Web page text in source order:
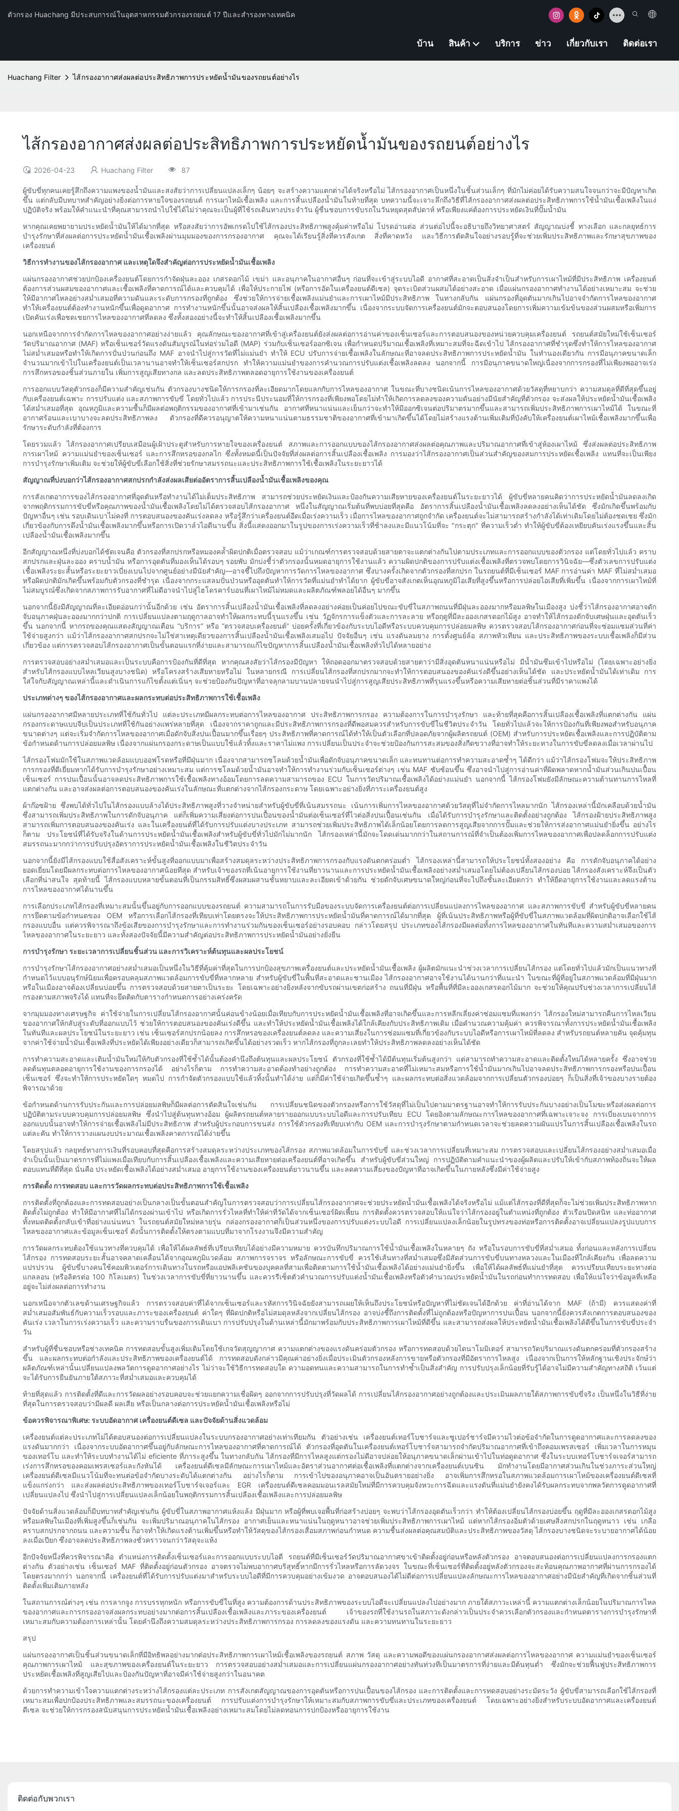
ตัวกรอง Huachang มีประสบการณ์ในอุตสาหกรรมตัวกรองรถยนต์ 17 ปีและสำรองทางเทคนิค
บ้าน สินค้า บริการ ข่าว เกี่ยวกับเรา ติดต่อเรา
Huachang Filter ไส้กรองอากาศส่งผลต่อประสิทธิภาพการประหยัดน้ำมันของรถยนต์อย่างไร
ไส้กรองอากาศส่งผลต่อประสิทธิภาพการประหยัดน้ำมันของรถยนต์อย่างไร
2026-04-23 Huachang Filter 87
ผู้ขับขี่ทุกคนเคยรู้สึกถึงความแพงของน้ำมันและสงสัยว่าการเปลี่ยนแปลงเล็กๆ น้อยๆ จะสร้างความแตกต่างได้จริงหรือไม่ ไส้กรองอากาศเป็นหนึ่งในชิ้นส่วนเล็กๆ ที่มักไม่ค่อยได้รับความสนใจจนกว่าจะมีปัญหาเกิด
ขึ้น แต่กลับมีบทบาทสำคัญอย่างยิ่งต่อการหายใจของรถยนต์ การเผาไหม้เชื้อเพลิง และการสิ้นเปลืองน้ำมันในท้ายที่สุด บทความนี้จะเจาะลึกถึงวิธีที่ไส้กรองอากาศส่งผลต่อประสิทธิภาพการใช้น้ำมันเชื้อเพลิงในแง่
ปฏิบัติจริง พร้อมให้คำแนะนำที่คุณสามารถนำไปใช้ได้ไม่ว่าคุณจะเป็นผู้ที่ใช้รถเดินทางประจำวัน ผู้ชื่นชอบการขับรถในวันหยุดสุดสัปดาห์ หรือเพียงแค่ต้องการประหยัดเงินที่ปั๊มน้ำมัน
หากคุณเคยพยายามประหยัดน้ำมันให้ได้มากที่สุด หรือสงสัยว่าการอัพเกรดไปใช้ไส้กรองประสิทธิภาพสูงคุ้มค่าหรือไม่ โปรดอ่านต่อ ส่วนต่อไปนี้จะอธิบายถึงวิทยาศาสตร์ สัญญาณบ่งชี้ ทางเลือก และกลยุทธ์การ
บำรุงรักษาที่ส่งผลต่อการประหยัดน้ำมันเชื้อเพลิงผ่านมุมมองของการกรองอากาศ คุณจะได้เรียนรู้สิ่งที่ควรสังเกต สิ่งที่คาดหวัง และวิธีการตัดสินใจอย่างรอบรู้ที่จะช่วยเพิ่มประสิทธิภาพและรักษาสุขภาพของ
เครื่องยนต์
วิธีการทำงานของไส้กรองอากาศ และเหตุใดจึงสำคัญต่อการประหยัดน้ำมันเชื้อเพลิง
แผ่นกรองอากาศช่วยปกป้องเครื่องยนต์โดยการกำจัดฝุ่นละออง เกสรดอกไม้ เขม่า และอนุภาคในอากาศอื่นๆ ก่อนที่จะเข้าสู่ระบบไอดี อากาศที่สะอาดเป็นสิ่งจำเป็นสำหรับการเผาไหม้ที่มีประสิทธิภาพ เครื่องยนต์
ต้องการส่วนผสมของอากาศและเชื้อเพลิงที่คาดการณ์ได้และควบคุมได้ เพื่อให้ประกายไฟ (หรือการอัดในเครื่องยนต์ดีเซล) จุดระเบิดส่วนผสมได้อย่างสะอาด เมื่อแผ่นกรองอากาศทำงานได้อย่างเหมาะสม จะช่วย
ให้มีอากาศไหลอย่างสม่ำเสมอที่ความดันและระดับการกรองที่ถูกต้อง ซึ่งช่วยให้การจ่ายเชื้อเพลิงแม่นยำและการเผาไหม้มีประสิทธิภาพ ในทางกลับกัน แผ่นกรองที่อุดตันมากเกินไปอาจจำกัดการไหลของอากาศ
ทำให้เครื่องยนต์ต้องทำงานหนักขึ้นเพื่อดูดอากาศ การทำงานหนักขึ้นนั้นอาจส่งผลให้สิ้นเปลืองเชื้อเพลิงมากขึ้น เนื่องจากระบบจัดการเครื่องยนต์มักจะตอบสนองโดยการเพิ่มความเข้มข้นของส่วนผสมหรือเพิ่มการ
เปิดคันเร่งเพื่อชดเชยการไหลของอากาศที่ลดลง ซึ่งทั้งสองอย่างนี้จะทำให้สิ้นเปลืองเชื้อเพลิงมากขึ้น
นอกเหนือจากการจำกัดการไหลของอากาศอย่างง่ายแล้ว คุณลักษณะของอากาศที่เข้าสู่เครื่องยนต์ยังส่งผลต่อการอ่านค่าของเซ็นเซอร์และการตอบสนองของหน่วยควบคุมเครื่องยนต์ รถยนต์สมัยใหม่ใช้เซ็นเซอร์
วัดปริมาณอากาศ (MAF) หรือเซ็นเซอร์วัดแรงดันสัมบูรณ์ในท่อร่วมไอดี (MAP) ร่วมกับเซ็นเซอร์ออกซิเจน เพื่อกำหนดปริมาณเชื้อเพลิงที่เหมาะสมที่จะฉีดเข้าไป ไส้กรองอากาศที่ชำรุดซึ่งทำให้การไหลของอากาศ
ไม่สม่ำเสมอหรือทำให้เกิดการปั่นป่วนก่อนถึง MAF อาจนำไปสู่การวัดที่ไม่แม่นยำ ทำให้ ECU ปรับการจ่ายเชื้อเพลิงในลักษณะที่อาจลดประสิทธิภาพการประหยัดน้ำมัน ในทำนองเดียวกัน การมีอนุภาคขนาดเล็ก
จำนวนมากเข้าไปในเครื่องยนต์เป็นเวลานานอาจทำให้เซ็นเซอร์สกปรก ทำให้ความแม่นยำของการคำนวณการปรับแต่งเชื้อเพลิงลดลง นอกจากนี้ การมีอนุภาคขนาดใหญ่เนื่องจากการกรองที่ไม่เพียงพออาจเร่ง
การสึกหรอของชิ้นส่วนภายใน เพิ่มการสูญเสียทางกล และลดประสิทธิภาพตลอดอายุการใช้งานของเครื่องยนต์
การออกแบบวัสดุตัวกรองก็มีความสำคัญเช่นกัน ตัวกรองบางชนิดให้การกรองที่ละเอียดมากโดยแลกกับการไหลของอากาศ ในขณะที่บางชนิดเน้นการไหลของอากาศด้วยวัสดุที่หยาบกว่า ความสมดุลที่ดีที่สุดขึ้นอยู่
กับเครื่องยนต์เฉพาะ การปรับแต่ง และสภาพการขับขี่ โดยทั่วไปแล้ว การประนีประนอมที่ให้การกรองที่เพียงพอโดยไม่ทำให้เกิดการลดลงของความดันอย่างมีนัยสำคัญที่ตัวกรอง จะส่งผลให้ประหยัดน้ำมันเชื้อเพลิง
ได้สม่ำเสมอที่สุด อุณหภูมิและความชื้นก็มีผลต่อพฤติกรรมของอากาศที่เข้ามาเช่นกัน อากาศที่หนาแน่นและเย็นกว่าจะทำให้มีออกซิเจนต่อปริมาตรมากขึ้นและสามารถเพิ่มประสิทธิภาพการเผาไหม้ได้ ในขณะที่
อากาศร้อนและเบาบางจะลดประสิทธิภาพลง ตัวกรองที่ดีควรอนุญาตให้ความหนาแน่นตามธรรมชาติของอากาศที่เข้ามาเกิดขึ้นได้โดยไม่สร้างแรงต้านเพิ่มเติมที่บังคับให้เครื่องยนต์เผาไหม้เชื้อเพลิงมากขึ้นเพื่อ
รักษาระดับกำลังที่ต้องการ
โดยรวมแล้ว ไส้กรองอากาศเปรียบเสมือนผู้เฝ้าประตูสำหรับการหายใจของเครื่องยนต์ สภาพและการออกแบบของไส้กรองอากาศส่งผลต่อคุณภาพและปริมาณอากาศที่เข้าสู่ห้องเผาไหม้ ซึ่งส่งผลต่อประสิทธิภาพ
การเผาไหม้ ความแม่นยำของเซ็นเซอร์ และการสึกหรอของกลไก ซึ่งทั้งหมดนี้เป็นปัจจัยที่ส่งผลต่อการสิ้นเปลืองเชื้อเพลิง การมองว่าไส้กรองอากาศเป็นส่วนสำคัญของสมการประหยัดเชื้อเพลิง แทนที่จะเป็นเพียง
การบำรุงรักษาเพิ่มเติม จะช่วยให้ผู้ขับขี่เลือกใช้สิ่งที่ช่วยรักษาสมรรถนะและประสิทธิภาพการใช้เชื้อเพลิงในระยะยาวได้
สัญญาณที่บ่งบอกว่าไส้กรองอากาศสกปรกกำลังส่งผลเสียต่ออัตราการสิ้นเปลืองน้ำมันเชื้อเพลิงของคุณ
การสังเกตอาการของไส้กรองอากาศที่อุดตันหรือทำงานได้ไม่เต็มประสิทธิภาพ สามารถช่วยประหยัดเงินและป้องกันความเสียหายของเครื่องยนต์ในระยะยาวได้ ผู้ขับขี่หลายคนคิดว่าการประหยัดน้ำมันลดลงเกิด
จากพฤติกรรมการขับขี่หรือคุณภาพของน้ำมันเชื้อเพลิงโดยไม่ได้ตรวจสอบไส้กรองอากาศ หนึ่งในสัญญาณเริ่มต้นที่พบบ่อยที่สุดคือ อัตราการสิ้นเปลืองน้ำมันเชื้อเพลิงลดลงอย่างเห็นได้ชัด ซึ่งมักเกิดขึ้นพร้อมกับ
ปัญหาอื่นๆ เช่น รอบเดินเบาไม่คงที่ การตอบสนองของคันเร่งลดลง หรือรู้สึกว่าเครื่องยนต์อืดเมื่อเร่งความเร็ว เมื่อการไหลของอากาศถูกจำกัด เครื่องยนต์จะไม่สามารถสร้างกำลังได้เท่าเดิมโดยไม่ต้องชดเชย ซึ่งมัก
เกี่ยวข้องกับการดึงน้ำมันเชื้อเพลิงมากขึ้นหรือการเปิดวาล์วไอดีนานขึ้น สิ่งนี้แสดงออกมาในรูปของการเร่งความเร็วที่ช้าลงและมีแนวโน้มที่จะ "กระตุก" ที่ความเร็วต่ำ ทำให้ผู้ขับขี่ต้องเหยียบคันเร่งแรงขึ้นและสิ้น
เปลืองน้ำมันเชื้อเพลิงมากขึ้น
อีกสัญญาณหนึ่งที่บ่งบอกได้ชัดเจนคือ ตัวกรองที่สกปรกหรือหมองคล้ำผิดปกติเมื่อตรวจสอบ แม้ว่าเกณฑ์การตรวจสอบด้วยสายตาจะแตกต่างกันไปตามประเภทและการออกแบบของตัวกรอง แต่โดยทั่วไปแล้ว คราบ
สกปรกและฝุ่นละออง คราบน้ำมัน หรือการอุดตันที่มองเห็นได้รอบๆ รอยพับ มักบ่งชี้ว่าตัวกรองนั้นหมดอายุการใช้งานแล้ว ความผิดปกติของการปรับแต่งเชื้อเพลิงที่ตรวจพบโดยการวินิจฉัย—ซึ่งตัวเลขการปรับแต่ง
เชื้อเพลิงระยะสั้นหรือระยะยาวเบี่ยงเบนไปจากศูนย์อย่างมีนัยสำคัญ—อาจชี้ไปถึงปัญหาการวัดการไหลของอากาศ ซึ่งบางครั้งเกิดจากตัวกรองที่สกปรก ในรถยนต์ที่มีเซ็นเซอร์ MAF การอ่านค่า MAF ที่ไม่สม่ำเสมอ
หรือผิดปกติมักเกิดขึ้นพร้อมกับตัวกรองที่ชำรุด เนื่องจากกระแสลมปั่นป่วนหรืออุดตันทำให้การวัดที่แม่นยำทำได้ยาก ผู้ขับขี่อาจสังเกตเห็นอุณหภูมิไอเสียที่สูงขึ้นหรือการปล่อยไอเสียที่เพิ่มขึ้น เนื่องจากการเผาไหม้ที่
ไม่สมบูรณ์ซึ่งเกิดจากสภาพการรับอากาศที่ไม่ดีอาจนำไปสู่ไฮโดรคาร์บอนที่เผาไหม้ไม่หมดและผลิตภัณฑ์พลอยได้อื่นๆ มากขึ้น
นอกจากนี้ยังมีสัญญาณที่ละเอียดอ่อนกว่านั้นอีกด้วย เช่น อัตราการสิ้นเปลืองน้ำมันเชื้อเพลิงที่ลดลงอย่างค่อยเป็นค่อยไปขณะขับขี่ในสภาพถนนที่มีฝุ่นละอองมากหรือมลพิษในเมืองสูง บ่งชี้ว่าไส้กรองอากาศอาจดัก
จับอนุภาคฝุ่นละอองมากกว่าปกติ การเปลี่ยนแปลงตามฤดูกาลอาจทำให้ผลกระทบนี้รุนแรงขึ้น เช่น วัฏจักรการแข็งตัวและการละลาย หรือฤดูที่มีละอองเกสรดอกไม้สูง อาจทำให้ไส้กรองดักจับเศษฝุ่นและอุดตันเร็ว
ขึ้น นอกจากนี้ หากรถของคุณแสดงสัญญาณเตือน “บริการ” หรือ “ตรวจสอบเครื่องยนต์” บ่อยครั้งที่เกี่ยวข้องกับระบบไอดีหรือระบบควบคุมการปล่อยมลพิษ ควรตรวจสอบไส้กรองอากาศก่อนที่จะซ่อมแซมส่วนที่ค่า
ใช้จ่ายสูงกว่า แม้ว่าไส้กรองอากาศสกปรกจะไม่ใช่สาเหตุเดียวของการสิ้นเปลืองน้ำมันเชื้อเพลิงเสมอไป ปัจจัยอื่นๆ เช่น แรงดันลมยาง การตั้งศูนย์ล้อ สภาพหัวเทียน และประสิทธิภาพของระบบเชื้อเพลิงก็มีส่วน
เกี่ยวข้อง แต่การตรวจสอบไส้กรองอากาศเป็นขั้นตอนแรกที่ง่ายและสามารถแก้ไขปัญหาการสิ้นเปลืองน้ำมันเชื้อเพลิงทั่วไปได้หลายอย่าง
การตรวจสอบอย่างสม่ำเสมอและเป็นระบบคือการป้องกันที่ดีที่สุด หากคุณสงสัยว่าไส้กรองมีปัญหา ให้ถอดออกมาตรวจสอบด้วยสายตาว่ามีสิ่งอุดตันหนาแน่นหรือไม่ มีน้ำมันซึมเข้าไปหรือไม่ (โดยเฉพาะอย่างยิ่ง
สำหรับไส้กรองแบบไหลเวียนสูงบางชนิด) หรือโครงสร้างเสียหายหรือไม่ ในหลายกรณี การเปลี่ยนไส้กรองที่สกปรกมากจะทำให้การตอบสนองของคันเร่งดีขึ้นอย่างเห็นได้ชัด และประหยัดน้ำมันได้เท่าเดิม การ
ใส่ใจกับสัญญาณเหล่านี้และดำเนินการแก้ไขตั้งแต่เนิ่นๆ จะช่วยป้องกันปัญหาที่อาจลุกลามบานปลายจนนำไปสู่การสูญเสียประสิทธิภาพที่รุนแรงขึ้นหรือความเสียหายต่อชิ้นส่วนที่มีราคาแพงได้
ประเภทต่างๆ ของไส้กรองอากาศและผลกระทบต่อประสิทธิภาพการใช้เชื้อเพลิง
แผ่นกรองอากาศมีหลายประเภทที่ใช้กันทั่วไป แต่ละประเภทมีผลกระทบต่อการไหลของอากาศ ประสิทธิภาพการกรอง ความต้องการในการบำรุงรักษา และท้ายที่สุดคือการสิ้นเปลืองเชื้อเพลิงที่แตกต่างกัน แผ่น
กรองกระดาษแบบจีบเป็นประเภทที่ใช้กันอย่างแพร่หลายที่สุด เนื่องจากราคาถูกและมีประสิทธิภาพการกรองที่ดีพอสมควรสำหรับการขับขี่ในชีวิตประจำวัน โดยทั่วไปแล้วจะให้การป้องกันที่เพียงพอสำหรับอนุภาค
ขนาดต่างๆ แต่จะเริ่มจำกัดการไหลของอากาศเมื่อดักจับสิ่งปนเปื้อนมากขึ้นเรื่อยๆ ประสิทธิภาพที่คาดการณ์ได้ทำให้เป็นตัวเลือกที่ปลอดภัยจากผู้ผลิตรถยนต์ (OEM) สำหรับการประหยัดเชื้อเพลิงและการปฏิบัติตาม
ข้อกำหนดด้านการปล่อยมลพิษ เนื่องจากแผ่นกรองกระดาษเป็นแบบใช้แล้วทิ้งและราคาไม่แพง การเปลี่ยนเป็นประจำจะช่วยป้องกันการสะสมของสิ่งกีดขวางที่อาจทำให้ระยะทางในการขับขี่ลดลงเมื่อเวลาผ่านไป
ไส้กรองโฟมมักใช้ในสภาพแวดล้อมแบบออฟโรดหรือที่มีฝุ่นมาก เนื่องจากสามารถชโลมด้วยน้ำมันเพื่อดักจับอนุภาคขนาดเล็ก และทนทานต่อการทำความสะอาดซ้ำๆ ได้ดีกว่า แม้ว่าไส้กรองโฟมจะให้ประสิทธิภาพ
การกรองที่ดีเยี่ยมหากได้รับการบำรุงรักษาอย่างเหมาะสม แต่การชโลมด้วยน้ำมันอาจทำให้การทำงานร่วมกับเซ็นเซอร์ต่างๆ เช่น MAF ซับซ้อนขึ้น ซึ่งอาจนำไปสู่การอ่านค่าที่ผิดพลาดหากน้ำมันส่วนเกินปนเปื้อน
เซ็นเซอร์ การปนเปื้อนนั้นอาจลดประสิทธิภาพการใช้เชื้อเพลิงทางอ้อมโดยการลดความสามารถของ ECU ในการวัดปริมาณเชื้อเพลิงได้อย่างแม่นยำ นอกจากนี้ ไส้กรองโฟมยังมีลักษณะความต้านทานการไหลที่
แตกต่างกัน และอาจส่งผลต่อการตอบสนองของคันเร่งในลักษณะที่แตกต่างจากไส้กรองกระดาษ โดยเฉพาะอย่างยิ่งที่ภาระเครื่องยนต์สูง
ผ้าก๊อซฝ้าย ซึ่งพบได้ทั่วไปในไส้กรองแบบล้างได้ประสิทธิภาพสูงที่วางจำหน่ายสำหรับผู้ขับขี่ที่เน้นสมรรถนะ เน้นการเพิ่มการไหลของอากาศด้วยวัสดุที่ไม่จำกัดการไหลมากนัก ไส้กรองเหล่านี้มักเคลือบด้วยน้ำมัน
ซึ่งสามารถเพิ่มประสิทธิภาพในการดักจับอนุภาค แต่ก็เพิ่มความเสี่ยงต่อการปนเปื้อนของน้ำมันต่อเซ็นเซอร์ที่ไวต่อสิ่งปนเปื้อนเช่นกัน เมื่อได้รับการบำรุงรักษาและติดตั้งอย่างถูกต้อง ไส้กรองฝ้ายประสิทธิภาพสูง
สามารถเพิ่มการตอบสนองของคันเร่ง และในเครื่องยนต์ที่ได้รับการปรับแต่งบางประเภท สามารถช่วยเพิ่มประสิทธิภาพได้เล็กน้อยโดยการลดการสูญเสียจากการปั๊มและช่วยให้การส่งอากาศแม่นยำยิ่งขึ้น อย่างไร
ก็ตาม ประโยชน์ที่ได้รับจริงในด้านการประหยัดน้ำมันเชื้อเพลิงสำหรับผู้ขับขี่ทั่วไปมักไม่มากนัก ไส้กรองเหล่านี้มักจะโดดเด่นมากกว่าในสถานการณ์ที่จำเป็นต้องเพิ่มการไหลของอากาศเพื่อปลดล็อกการปรับแต่ง
สมรรถนะมากกว่าการปรับปรุงอัตราการประหยัดน้ำมันเชื้อเพลิงในชีวิตประจำวัน
นอกจากนี้ยังมีไส้กรองแบบใช้สื่อสังเคราะห์ขั้นสูงที่ออกแบบมาเพื่อสร้างสมดุลระหว่างประสิทธิภาพการกรองกับแรงดันตกคร่อมต่ำ ไส้กรองเหล่านี้สามารถให้ประโยชน์ทั้งสองอย่าง คือ การดักจับอนุภาคได้อย่าง
ยอดเยี่ยมโดยมีผลกระทบต่อการไหลของอากาศน้อยที่สุด สำหรับเจ้าของรถที่เน้นอายุการใช้งานที่ยาวนานและการประหยัดน้ำมันเชื้อเพลิงอย่างสม่ำเสมอโดยไม่ต้องเปลี่ยนไส้กรองบ่อย ไส้กรองสังเคราะห์จึงเป็นตัว
เลือกที่น่าสนใจ สุดท้ายนี้ ไส้กรองแบบหลายขั้นตอนที่เป็นกรรมสิทธิ์ซึ่งผสมผสานชั้นหยาบและละเอียดเข้าด้วยกัน ช่วยดักจับเศษขนาดใหญ่ก่อนที่จะไปถึงชั้นละเอียดกว่า ทำให้ยืดอายุการใช้งานและลดแรงต้าน
การไหลของอากาศได้นานขึ้น
การเลือกประเภทไส้กรองที่เหมาะสมนั้นขึ้นอยู่กับการออกแบบของรถยนต์ ความสามารถในการรับมือของระบบจัดการเครื่องยนต์ต่อการเปลี่ยนแปลงการไหลของอากาศ และสภาพการขับขี่ สำหรับผู้ขับขี่หลายคน
การยึดตามข้อกำหนดของ OEM หรือการเลือกไส้กรองที่เทียบเท่าโดยตรงจะให้ประสิทธิภาพการประหยัดน้ำมันที่คาดการณ์ได้มากที่สุด ผู้ที่เน้นประสิทธิภาพหรือผู้ที่ขับขี่ในสภาพแวดล้อมที่ผิดปกติอาจเลือกใช้ไส้
กรองแบบอื่น แต่ควรพิจารณาถึงข้อเสียของการบำรุงรักษาและการทำงานร่วมกันของเซ็นเซอร์อย่างรอบคอบ กล่าวโดยสรุป ประเภทของไส้กรองมีผลต่อทั้งการไหลของอากาศในทันทีและความสม่ำเสมอของการ
ไหลของอากาศในระยะยาว และทั้งสองปัจจัยนี้มีความสำคัญต่อประสิทธิภาพการประหยัดน้ำมันอย่างยั่งยืน
การบำรุงรักษา ระยะเวลาการเปลี่ยนชิ้นส่วน และการวิเคราะห์ต้นทุนและผลประโยชน์
การบำรุงรักษาไส้กรองอากาศอย่างสม่ำเสมอเป็นหนึ่งในวิธีที่คุ้มค่าที่สุดในการปกป้องสุขภาพเครื่องยนต์และประหยัดน้ำมันเชื้อเพลิง ผู้ผลิตมักแนะนำช่วงเวลาการเปลี่ยนไส้กรอง แต่โดยทั่วไปแล้วมักเป็นแนวทางที่
กำหนดไว้แบบอนุรักษ์นิยมเพื่อครอบคลุมสภาพแวดล้อมการขับขี่ที่หลากหลาย สำหรับผู้ขับขี่ในพื้นที่สะอาดและชานเมือง ไส้กรองอากาศอาจใช้งานได้นานกว่าที่แนะนำ ในขณะที่ผู้ที่อยู่ในสภาพแวดล้อมที่มีฝุ่นมาก
หรือในเมืองอาจต้องเปลี่ยนบ่อยขึ้น การตรวจสอบด้วยสายตาเป็นระยะ โดยเฉพาะอย่างยิ่งหลังจากขับรถผ่านเขตก่อสร้าง ถนนที่มีฝุ่น หรือพื้นที่ที่มีละอองเกสรดอกไม้มาก จะช่วยให้คุณปรับช่วงเวลาการเปลี่ยนไส้
กรองตามสภาพจริงได้ แทนที่จะยึดติดกับตารางกำหนดการอย่างเคร่งครัด
จากมุมมองทางเศรษฐกิจ ค่าใช้จ่ายในการเปลี่ยนไส้กรองอากาศนั้นค่อนข้างน้อยเมื่อเทียบกับการประหยัดน้ำมันเชื้อเพลิงที่อาจเกิดขึ้นและการหลีกเลี่ยงค่าซ่อมแซมที่แพงกว่า ไส้กรองใหม่สามารถคืนการไหลเวียน
ของอากาศให้กลับสู่ระดับที่ออกแบบไว้ ช่วยให้การตอบสนองของคันเร่งดีขึ้น และทำให้ประหยัดน้ำมันเชื้อเพลิงได้ใกล้เคียงกับประสิทธิภาพเดิม เมื่อคำนวณความคุ้มค่า ควรพิจารณาทั้งการประหยัดน้ำมันเชื้อเพลิง
ในทันทีและผลประโยชน์ในระยะยาว เช่น เซ็นเซอร์สกปรกน้อยลง การสึกหรอของเครื่องยนต์ลดลง และความเสี่ยงในการซ่อมแซมที่เกี่ยวข้องกับระบบไอดีหรือการเผาไหม้ที่ลดลง สำหรับรถยนต์หลายคัน จุดคุ้มทุน
จากค่าใช้จ่ายน้ำมันเชื้อเพลิงที่ประหยัดได้เพียงอย่างเดียวก็สามารถเกิดขึ้นได้อย่างรวดเร็ว หากไส้กรองที่ถูกละเลยทำให้ประสิทธิภาพลดลงอย่างเห็นได้ชัด
การทำความสะอาดและเติมน้ำมันใหม่ให้กับตัวกรองที่ใช้ซ้ำได้นั้นต้องคำนึงถึงต้นทุนและผลประโยชน์ ตัวกรองที่ใช้ซ้ำได้มีต้นทุนเริ่มต้นสูงกว่า แต่สามารถทำความสะอาดและติดตั้งใหม่ได้หลายครั้ง ซึ่งอาจช่วย
ลดต้นทุนตลอดอายุการใช้งานของการกรองได้ อย่างไรก็ตาม การทำความสะอาดต้องทำอย่างถูกต้อง การทำความสะอาดที่ไม่เหมาะสมหรือการใช้น้ำมันมากเกินไปอาจลดประสิทธิภาพการกรองหรือปนเปื้อน
เซ็นเซอร์ ซึ่งจะทำให้การประหยัดใดๆ หมดไป การกำจัดตัวกรองแบบใช้แล้วทิ้งนั้นทำได้ง่าย แต่ก็มีค่าใช้จ่ายเกิดขึ้นซ้ำๆ และผลกระทบต่อสิ่งแวดล้อมจากการเปลี่ยนตัวกรองบ่อยๆ ก็เป็นสิ่งที่เจ้าของบางรายต้อง
พิจารณาด้วย
ข้อกำหนดด้านการรับประกันและการปล่อยมลพิษก็มีผลต่อการตัดสินใจเช่นกัน การเปลี่ยนชนิดของตัวกรองหรือการใช้วัสดุที่ไม่เป็นไปตามมาตรฐานอาจทำให้การรับประกันบางอย่างเป็นโมฆะหรือส่งผลต่อการ
ปฏิบัติตามระบบควบคุมการปล่อยมลพิษ ซึ่งนำไปสู่ต้นทุนทางอ้อม ผู้ผลิตรถยนต์หลายรายออกแบบระบบไอดีและการปรับเทียบ ECU โดยอิงตามลักษณะการไหลของอากาศที่เฉพาะเจาะจง การเบี่ยงเบนจากการ
ออกแบบนั้นอาจทำให้การจ่ายเชื้อเพลิงไม่มีประสิทธิภาพ สำหรับผู้ประกอบการขนส่ง การใช้ตัวกรองที่เทียบเท่ากับ OEM และการบำรุงรักษาตามกำหนดเวลาจะช่วยลดความผันแปรในการสิ้นเปลืองเชื้อเพลิงในรถ
แต่ละคัน ทำให้การวางแผนงบประมาณเชื้อเพลิงคาดการณ์ได้ง่ายขึ้น
โดยสรุปแล้ว กลยุทธ์ทางการเงินที่รอบคอบที่สุดคือการสร้างสมดุลระหว่างประเภทของไส้กรอง สภาพแวดล้อมในการขับขี่ และช่วงเวลาการเปลี่ยนที่เหมาะสม การตรวจสอบและเปลี่ยนไส้กรองอย่างสม่ำเสมอเมื่อ
จำเป็นนั้นเป็นมาตรการที่ไม่แพงเมื่อเทียบกับการสิ้นเปลืองเชื้อเพลิงและความเสียหายต่อเครื่องยนต์ที่อาจเกิดขึ้น สำหรับผู้ขับขี่ส่วนใหญ่ การปฏิบัติตามคำแนะนำของผู้ผลิตและปรับให้เข้ากับสภาพท้องถิ่นจะให้ผล
ตอบแทนที่ดีที่สุด นั่นคือ ประหยัดเชื้อเพลิงได้อย่างสม่ำเสมอ อายุการใช้งานของเครื่องยนต์ยาวนานขึ้น และลดความเสี่ยงของปัญหาที่อาจเกิดขึ้นในภายหลังซึ่งมีค่าใช้จ่ายสูง
การติดตั้ง การทดสอบ และการวัดผลกระทบต่อประสิทธิภาพการใช้เชื้อเพลิง
การติดตั้งที่ถูกต้องและการทดสอบอย่างเป็นกลางเป็นขั้นตอนสำคัญในการตรวจสอบว่าการเปลี่ยนไส้กรองอากาศจะช่วยประหยัดน้ำมันเชื้อเพลิงได้จริงหรือไม่ แม้แต่ไส้กรองที่ดีที่สุดก็จะไม่ช่วยเพิ่มประสิทธิภาพหาก
ติดตั้งไม่ถูกต้อง ทำให้มีอากาศที่ไม่ได้กรองผ่านเข้าไป หรือเกิดการรั่วไหลที่ทำให้ค่าที่วัดได้จากเซ็นเซอร์ผิดเพี้ยน การติดตั้งควรตรวจสอบให้แน่ใจว่าไส้กรองอยู่ในตำแหน่งที่ถูกต้อง ตัวเรือนปิดสนิท และท่ออากาศ
ทั้งหมดติดตั้งกลับเข้าที่อย่างแน่นหนา ในรถยนต์สมัยใหม่หลายรุ่น กล่องกรองอากาศก็เป็นส่วนหนึ่งของการปรับแต่งระบบไอดี การเปลี่ยนแปลงเล็กน้อยในรูปทรงของท่อหรือการติดตั้งอาจเปลี่ยนแปลงรูปแบบการ
ไหลของอากาศและข้อมูลเซ็นเซอร์ ดังนั้นการติดตั้งให้ตรงตามแบบที่มาจากโรงงานจึงมีความสำคัญ
การวัดผลกระทบต้องใช้แนวทางที่ควบคุมได้ เพื่อให้ได้ผลลัพธ์ที่เปรียบเทียบได้อย่างมีความหมาย ควรบันทึกปริมาณการใช้น้ำมันเชื้อเพลิงในหลายๆ ถัง หรือในรอบการขับขี่ที่สม่ำเสมอ ทั้งก่อนและหลังการเปลี่ยน
ไส้กรอง การทดสอบระยะสั้นอาจคลาดเคลื่อนได้จากอุณหภูมิแวดล้อม สภาพการจราจร หรือลักษณะการขับขี่ ควรใช้เส้นทางที่สม่ำเสมอซึ่งมีสัดส่วนการขับขี่บนทางหลวงและในเมืองที่ใกล้เคียงกัน เพื่อลดความ
แปรปรวน ผู้ขับขี่บางคนใช้คอมพิวเตอร์การเดินทางในรถหรือแอปพลิเคชันของบุคคลที่สามเพื่อติดตามการใช้น้ำมันเชื้อเพลิงได้อย่างแม่นยำยิ่งขึ้น เพื่อให้ได้ผลลัพธ์ที่แม่นยำที่สุด ควรเปรียบเทียบระยะทางต่อ
แกลลอน (หรือลิตรต่อ 100 กิโลเมตร) ในช่วงเวลาการขับขี่ที่ยาวนานขึ้น และควรรีเซ็ตตัวคำนวณการปรับแต่งน้ำมันเชื้อเพลิงหรือตัวคำนวณประหยัดน้ำมันในรถก่อนทำการทดสอบ เพื่อให้แน่ใจว่าข้อมูลที่เหลือ
อยู่จะไม่ส่งผลต่อการทำงาน
นอกเหนือจากตัวเลขด้านเศรษฐกิจแล้ว การตรวจสอบค่าที่ได้จากเซ็นเซอร์และรหัสการวินิจฉัยยังสามารถเผยให้เห็นถึงประโยชน์หรือปัญหาที่ไม่ชัดเจนได้อีกด้วย ค่าที่อ่านได้จาก MAF (ถ้ามี) ควรแสดงค่าที่
สม่ำเสมอสัมพันธ์กับความเร็วรอบและภาระของเครื่องยนต์ ค่าใดๆ ที่ผิดปกติหรือไม่สมดุลหลังจากเปลี่ยนไส้กรอง อาจบ่งชี้ถึงการติดตั้งที่ไม่ถูกต้องหรือปัญหาการปนเปื้อน นอกจากนี้ยังควรสังเกตการตอบสนองของ
คันเร่ง เวลาในการเร่งความเร็ว และความราบรื่นของการเดินเบา การปรับปรุงในด้านเหล่านี้มักมาพร้อมกับประสิทธิภาพการเผาไหม้ที่ดีขึ้น และสามารถส่งผลให้ประหยัดน้ำมันเชื้อเพลิงได้ดีขึ้นในการขับขี่ประจำ
วัน
สำหรับผู้ที่ชื่นชอบหรือช่างเทคนิค การทดสอบขั้นสูงเพิ่มเติมโดยใช้เกจวัดสุญญากาศ ความแตกต่างของแรงดันคร่อมตัวกรอง หรือการทดสอบด้วยไดนาโมมิเตอร์ สามารถวัดปริมาณแรงดันตกคร่อมที่ตัวกรองสร้าง
ขึ้น และผลกระทบต่อกำลังและประสิทธิภาพของเครื่องยนต์ได้ การทดสอบดังกล่าวมีคุณค่าอย่างยิ่งเมื่อประเมินตัวกรองหลังการขายหรือตัวกรองที่มีอัตราการไหลสูง เนื่องจากเป็นการให้หลักฐานเชิงประจักษ์ว่า
ผลิตภัณฑ์เหล่านั้นเปลี่ยนแปลงพลวัตการดูดอากาศอย่างไร ไม่ว่าจะใช้วิธีการทดสอบใด ความอดทนและความสามารถในการทำซ้ำเป็นสิ่งสำคัญ การปรับปรุงเล็กน้อยที่รับรู้ได้อาจไม่มีความสำคัญทางสถิติ เว้นแต่
จะได้รับการยืนยันภายใต้สภาวะที่สม่ำเสมอและควบคุมได้
ท้ายที่สุดแล้ว การติดตั้งที่ดีและการวัดผลอย่างรอบคอบจะช่วยแยกความเชื่อผิดๆ ออกจากการปรับปรุงที่วัดผลได้ การเปลี่ยนไส้กรองอากาศอย่างถูกต้องและประเมินผลภายใต้สภาพการขับขี่จริง เป็นหนึ่งในวิธีที่ง่าย
ที่สุดในการตรวจสอบว่ามีผลดี ผลเสีย หรือเป็นกลางต่อการประหยัดน้ำมันเชื้อเพลิงหรือไม่
ข้อควรพิจารณาพิเศษ: ระบบอัดอากาศ เครื่องยนต์ดีเซล และปัจจัยด้านสิ่งแวดล้อม
เครื่องยนต์แต่ละประเภทไม่ได้ตอบสนองต่อการเปลี่ยนแปลงในระบบกรองอากาศอย่างเท่าเทียมกัน ตัวอย่างเช่น เครื่องยนต์เทอร์โบชาร์จและซูเปอร์ชาร์จมีความไวต่อข้อจำกัดในการดูดอากาศและการลดลงของ
แรงดันมากกว่า เนื่องจากระบบอัดอากาศขึ้นอยู่กับลักษณะการไหลของอากาศที่คาดการณ์ได้ ตัวกรองที่อุดตันในเครื่องยนต์เทอร์โบชาร์จสามารถจำกัดปริมาณอากาศที่เข้าถึงคอมเพรสเซอร์ เพิ่มเวลาในการหมุน
ของเทอร์โบ และทำให้ระบบทำงานได้ไม่ eficiente ที่ภาระสูงขึ้น ในทางกลับกัน ไส้กรองที่มีการไหลสูงแต่กรองไม่ดีอาจปล่อยให้อนุภาคขนาดเล็กผ่านเข้าไปในท่อดูดอากาศ ซึ่งในระบบเทอร์โบชาร์จเจอร์สามารถ
เร่งการสึกหรอของคอมเพรสเซอร์และกังหันได้ เครื่องยนต์ดีเซลมีลักษณะการเผาไหม้และอัตราส่วนอากาศต่อเชื้อเพลิงที่แตกต่างจากเครื่องยนต์เบนซิน มักทำงานโดยมีอากาศส่วนเกินในช่วงภาระส่วนใหญ่
เครื่องยนต์ดีเซลมีแนวโน้มที่จะทนต่อข้อจำกัดบางระดับได้แตกต่างกัน อย่างไรก็ตาม การเข้าไปของอนุภาคอาจเป็นอันตรายอย่างยิ่ง อาจเพิ่มการสึกหรอในสภาพแวดล้อมการเผาไหม้ของเครื่องยนต์ดีเซลที่
แข็งแกร่งกว่า และส่งผลต่อประสิทธิภาพของเทอร์โบชาร์จเจอร์และ EGR เครื่องยนต์ดีเซลคอมมอนเรลสมัยใหม่ที่มีการควบคุมจังหวะการฉีดและแรงดันที่แม่นยำยังคงได้รับผลกระทบจากพลวัตการดูดอากาศที่
เปลี่ยนแปลงไป ซึ่งนำไปสู่การเปลี่ยนแปลงเล็กน้อยในพฤติกรรมการสิ้นเปลืองเชื้อเพลิงและการปล่อยมลพิษ
ปัจจัยด้านสิ่งแวดล้อมก็มีบทบาทสำคัญเช่นกัน ผู้ขับขี่ในสภาพอากาศแห้งแล้ง มีฝุ่นมาก หรือผู้ที่พบเจอพื้นที่ก่อสร้างบ่อยๆ จะพบว่าไส้กรองอุดตันเร็วกว่า ทำให้ต้องเปลี่ยนไส้กรองบ่อยขึ้น ฤดูที่มีละอองเกสรดอกไม้สูง
หรือมลพิษในเมืองที่เพิ่มสูงขึ้นก็เช่นกัน จะเพิ่มปริมาณอนุภาคในไส้กรอง อากาศเย็นและหนาแน่นในฤดูหนาวอาจช่วยเพิ่มประสิทธิภาพการเผาไหม้ แต่หากไส้กรองอิ่มตัวด้วยเศษสิ่งสกปรกในฤดูหนาว เช่น เกลือ
คราบสกปรกจากถนน และความชื้น ก็อาจทำให้เกิดแรงต้านเพิ่มขึ้นหรือทำให้วัสดุของไส้กรองเสื่อมสภาพก่อนกำหนด ความชื้นส่งผลต่อคุณสมบัติและประสิทธิภาพของวัสดุ ไส้กรองบางชนิดจะระบายอากาศได้น้อย
ลงเมื่อเปียก ซึ่งอาจลดประสิทธิภาพลงชั่วคราวจนกว่าวัสดุจะแห้ง
อีกปัจจัยหนึ่งที่ควรพิจารณาคือ ตำแหน่งการติดตั้งเซ็นเซอร์และการออกแบบระบบไอดี รถยนต์ที่มีเซ็นเซอร์วัดปริมาณอากาศขาเข้าติดตั้งอยู่ก่อนหรือหลังตัวกรอง อาจตอบสนองต่อการเปลี่ยนแปลงการกรองแตก
ต่างกัน ตัวอย่างเช่น เซ็นเซอร์ MAF ที่ติดตั้งอยู่ก่อนตัวกรอง อาจตรวจไม่พบอากาศบริสุทธิ์หากมีการรั่วไหลหรือการลัดวงจร ในขณะที่เซ็นเซอร์ที่ติดตั้งอยู่หลังตัวกรองจะสะท้อนคุณภาพอากาศที่ผ่านการกรองได้
โดยตรงมากกว่า นอกจากนี้ เครื่องยนต์ที่ได้รับการปรับแต่งมาสำหรับระบบไอดีที่มีการควบคุมอย่างเข้มงวด อาจตอบสนองได้ไม่ดีต่อการเปลี่ยนแปลงลักษณะการไหลของอากาศอย่างมีนัยสำคัญที่เกิดจากชิ้นส่วนที่
ติดตั้งเพิ่มเติมภายหลัง
ในสถานการณ์ต่างๆ เช่น การลากจูง การบรรทุกหนัก หรือการขับขี่ในที่สูง ความต้องการด้านประสิทธิภาพของระบบไอดีจะเปลี่ยนแปลงไปอย่างมาก ภายใต้สภาวะเหล่านี้ ความแตกต่างเล็กน้อยในปริมาณการไหล
ของอากาศและการกรองอาจส่งผลกระทบอย่างมากต่อการสิ้นเปลืองเชื้อเพลิงและภาระของเครื่องยนต์ เจ้าของรถที่ใช้งานรถในสภาวะดังกล่าวเป็นประจำควรเลือกตัวกรองและกำหนดตารางการบำรุงรักษาที่
เหมาะสมกับความต้องการเหล่านั้น โดยคำนึงถึงความสมดุลระหว่างประสิทธิภาพการกรอง การลดลงของแรงดัน และความทนทานในระยะยาว
สรุป
แผ่นกรองอากาศเป็นชิ้นส่วนขนาดเล็กที่มีอิทธิพลอย่างมากต่อประสิทธิภาพการเผาไหม้เชื้อเพลิงของรถยนต์ สภาพ วัสดุ และความพอดีของแผ่นกรองอากาศส่งผลต่อการไหลของอากาศ ความแม่นยำของเซ็นเซอร์
คุณภาพการเผาไหม้ และสุขภาพของเครื่องยนต์ในระยะยาว การตรวจสอบอย่างสม่ำเสมอและการเปลี่ยนแผ่นกรองอากาศอย่างทันท่วงทีเป็นมาตรการที่ง่ายและมีต้นทุนต่ำ ซึ่งมักจะช่วยฟื้นฟูประสิทธิภาพการ
ประหยัดเชื้อเพลิงที่สูญเสียไปและป้องกันปัญหาที่อาจมีค่าใช้จ่ายสูงกว่าในอนาคต
ด้วยการทำความเข้าใจความแตกต่างระหว่างไส้กรองแต่ละประเภท การสังเกตสัญญาณของการอุดตันหรือการปนเปื้อนของไส้กรอง และการติดตั้งและการทดสอบอย่างระมัดระวัง ผู้ขับขี่สามารถเลือกใช้ไส้กรองที่
เหมาะสมเพื่อปกป้องประสิทธิภาพและสมรรถนะของเครื่องยนต์ การปรับแต่งการบำรุงรักษาให้เหมาะสมกับสภาพการขับขี่และประเภทของเครื่องยนต์ โดยเฉพาะอย่างยิ่งสำหรับระบบอัดอากาศและเครื่องยนต์
ดีเซล จะช่วยให้การกรองสนับสนุนการประหยัดน้ำมันเชื้อเพลิงอย่างเหมาะสมโดยไม่ลดทอนการปกป้องหรืออายุการใช้งาน
ติดต่อกับพวกเรา